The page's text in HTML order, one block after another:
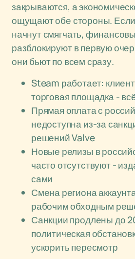
закрываются, а
ощущают обе стороны.
начнут смягчать,
разблокируют в первую
они бьют по всем сразу.
Steam работает:
торговая площадка -
Прямая оплата с
недоступна из-за
решений Valve
Новые релизы в
часто отсутствуют -
сами
Смена региона
рабочим обходным
Санкции продлены до
политическая
ускорить пересмотр